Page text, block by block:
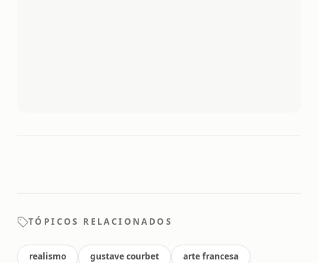
TÓPICOS RELACIONADOS
realismo gustave courbet
arte francesa